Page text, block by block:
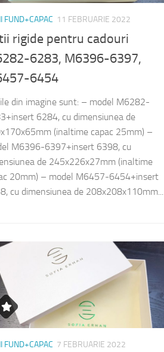
FUND+CAPAC 11 FEBRUARIE 2022
rigide pentru cadouri
6283, M6396-6397,
6454
din imagine sunt: – model M6282-
6284, cu dimensiunea de
(inaltime capac 25mm) –
M6396-6397+insert 6398, cu
de 245x226x27mm (inaltime
20mm) – model M6457-6454+insert
cu dimensiunea de 208x208x110mm...
FUND+CAPAC 7 FEBRUARIE 2022